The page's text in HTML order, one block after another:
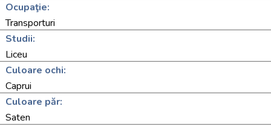
Ocupaţie:
Transporturi
Studii:
Liceu
Culoare ochi:
Caprui
Culoare păr:
Saten